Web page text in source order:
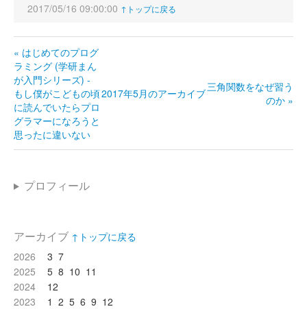
2017/05/16 09:00:00 ↑トップに戻る
« はじめてのプログ
ラミング (学研まん
が入門シリーズ) -
もし僕がこどもの頃
に読んでいたらプロ
グラマーになろうと
思ったに違いない
2017年5月のアーカイブ三角関数をなぜ習う
のか »
プロフィール
アーカイブ ↑トップに戻る
2026
3 7
2025
5 8 10 11
2024
12
2023
1 2 5 6 9 12